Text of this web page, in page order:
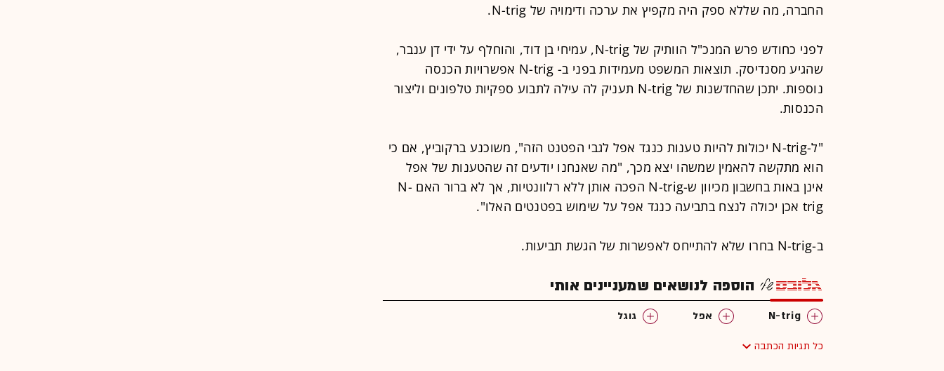
החברה, מה שללא ספק היה מקפיץ את ערכה ודימויה של N-trig.
לפני כחודש פרש המנכ"ל הוותיק של N-trig, עמיחי בן דוד, והוחלף על ידי דן ענבר,
שהגיע מסנדיסק. תוצאות המשפט מעמידות בפני ב- N-trig אפשרויות הכנסה
נוספות. יתכן שהחדשנות של N-trig תעניק לה עילה לתבוע ספקיות טלפונים וליצור
הכנסות.
"ל-N-trig יכולות להיות טענות כנגד אפל לגבי הפטנט הזה", משוכנע ברקוביץ, אם כי
הוא מתקשה להאמין שמשהו יצא מכך, "מה שאנחנו יודעים זה שהטענות של אפל
אינן באות בחשבון מכיוון ש-N-trig הפכה אותן ללא רלוונטיות, אך לא ברור האם N-
trig אכן יכולה לנצח בתביעה כנגד אפל על שימוש בפטנטים האלו".
ב-N-trig בחרו שלא להתייחס לאפשרות של הגשת תביעות.
הוספה לנושאים שמעניינים אותי
N-trig אפל גוגל
כל תגיות הכתבה